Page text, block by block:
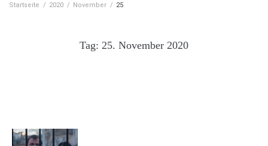
Startseite / 2020 / November / 25
Tag: 25. November 2020